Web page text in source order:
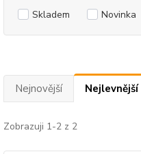
Skladem Novinka
Nejnovější Nejlevnější
Zobrazuji 1-2 z 2